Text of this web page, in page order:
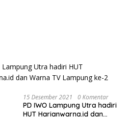
15 Desember 2021 0 Komentar
PD IWO Lampung Utra hadiri
HUT Harianwarna.id dan